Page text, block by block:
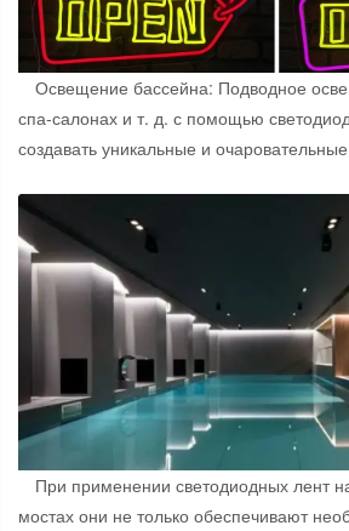
Освещение бассейна: Подводное
спа-салонах и т. д. с помощью
создавать уникальные и
При применении светодиодных лент
мостах они не только обеспечивают